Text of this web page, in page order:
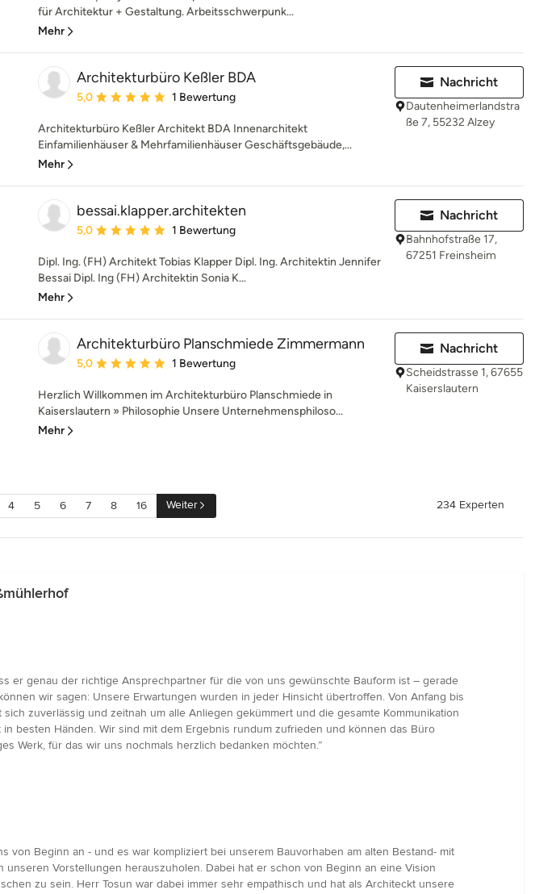
für Architektur + Gestaltung. Arbeitsschwerpunk...
Mehr
Architekturbüro Keßler BDA
Durchschnittliche Bewertung: 5 von 5 Sternen
5,0 1 Bewertung
Architekturbüro Keßler Architekt BDA Innenarchitekt
Einfamilienhäuser & Mehrfamilienhäuser Geschäftsgebäude,...
Mehr
Nachricht
Dautenheimerlandstra
ße 7, 55232 Alzey
bessai.klapper.architekten
Durchschnittliche Bewertung: 5 von 5 Sternen
5,0 1 Bewertung
Dipl. Ing. (FH) Architekt Tobias Klapper Dipl. Ing. Architektin Jennifer
Bessai Dipl. Ing (FH) Architektin Sonia K...
Mehr
Nachricht
Bahnhofstraße 17,
67251 Freinsheim
Architekturbüro Planschmiede Zimmermann
Durchschnittliche Bewertung: 5 von 5 Sternen
5,0 1 Bewertung
Herzlich Willkommen im Architekturbüro Planschmiede in
Kaiserslautern » Philosophie Unsere Unternehmensphiloso...
Mehr
Nachricht
Scheidstrasse 1, 67655
Kaiserslautern
4 5 6 7 8 16 Weiter 234 Experten
er genau der richtige Ansprechpartner für die von uns gewünschte Bauform ist – gerade
wir sagen: Unsere Erwartungen wurden in jeder Hinsicht übertroffen. Von Anfang bis
zuverlässig und zeitnah um alle Anliegen gekümmert und die gesamte Kommunikation
besten Händen. Wir sind mit dem Ergebnis rundum zufrieden und können das Büro
Werk, für das wir uns nochmals herzlich bedanken möchten.”
von Beginn an - und es war kompliziert bei unserem Bauvorhaben am alten Bestand- mit
Vorstellungen herauszuholen. Dabei hat er schon von Beginn an eine Vision
zu sein. Herr Tosun war dabei immer sehr empathisch und hat als Architeckt unsere